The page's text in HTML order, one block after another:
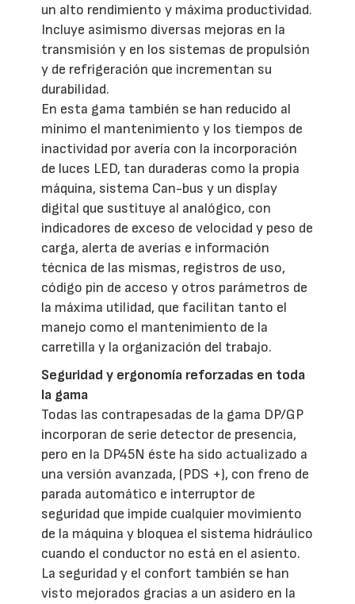
un alto rendimiento y máxima productividad.
Incluye asimismo diversas mejoras en la
transmisión y en los sistemas de propulsión
y de refrigeración que incrementan su
durabilidad.
En esta gama también se han reducido al
mínimo el mantenimiento y los tiempos de
inactividad por avería con la incorporación
de luces LED, tan duraderas como la propia
máquina, sistema Can-bus y un display
digital que sustituye al analógico, con
indicadores de exceso de velocidad y peso de
carga, alerta de averías e información
técnica de las mismas, registros de uso,
código pin de acceso y otros parámetros de
la máxima utilidad, que facilitan tanto el
manejo como el mantenimiento de la
carretilla y la organización del trabajo.
Seguridad y ergonomía reforzadas en toda
la gama
Todas las contrapesadas de la gama DP/GP
incorporan de serie detector de presencia,
pero en la DP45N éste ha sido actualizado a
una versión avanzada, (PDS +), con freno de
parada automático e interruptor de
seguridad que impide cualquier movimiento
de la máquina y bloquea el sistema hidráulico
cuando el conductor no está en el asiento.
La seguridad y el confort también se han
visto mejorados gracias a un asidero en la